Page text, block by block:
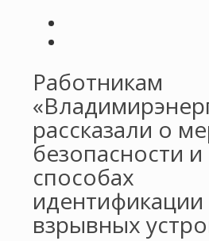
Работникам
рассказали о
безопасности и
способах
идентификации
взрывных